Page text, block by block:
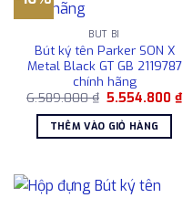
BÚT BI
Bút ký tên Parker SON X
Metal Black GT GB 2119787
chính hãng
6.589.000₫ Giá
là:
6.589.000 ₫.
5.554.800₫Giá
THÊM VÀO GIỎ HÀNG